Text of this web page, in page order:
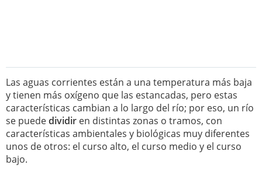
Las aguas corrientes están a una temperatura más baja
y tienen más oxígeno que las estancadas, pero estas
características cambian a lo largo del río; por eso, un río
se puededividir en distintas zonas o tramos, con
características ambientales y biológicas muy diferentes
unos de otros: el curso alto, el curso medio y el curso
bajo.